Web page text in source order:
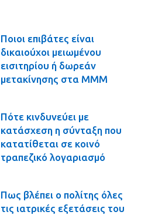
Ποιοι επιβάτες είναι
δικαιούχοι μειωμένου
εισιτηρίου ή δωρεάν
μετακίνησης στα ΜΜΜ
Πότε κινδυνεύει με
κατάσχεση η σύνταξη που
κατατίθεται σε κοινό
τραπεζικό λογαριασμό
Πως βλέπει ο πολίτης όλες
τις ιατρικές εξετάσεις του